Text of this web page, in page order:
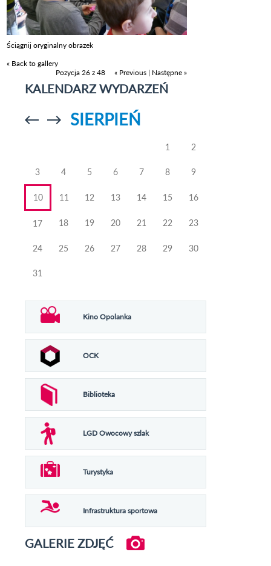
Ściągnij oryginalny obrazek
« Back to gallery
Pozycja 26 z 48
« Previous | Następne »
KALENDARZ WYDARZEŃ
Przejdź doPrzejdź do
SIERPIEŃ
1 2
3 4 5 6 7 8 9
10 11 12 13 14 15 16
17 18 19 20 21 22 23
24 25 26 27 28 29 30
31
Kino Opolanka
OCK
Biblioteka
LGD Owocowy szlak
Turystyka
Infrastruktura sportowa
GALERIE ZDJĘĆ